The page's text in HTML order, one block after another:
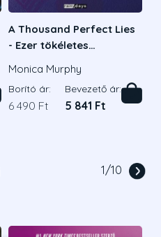
A Thousand Perfect Lies
- Ezer tökéletes
Monica Murphy
Borító ár:
6 490 Ft
Bevezető ár:
5 841 Ft
1/10